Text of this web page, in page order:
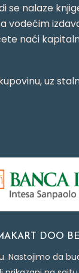
se nalaze
vodećim
naći
uz
DOO
da